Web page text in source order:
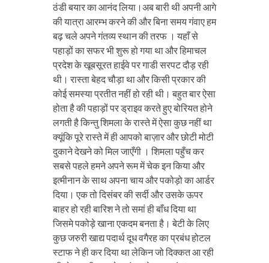
ठंडी बयार का आनंद लिया।अब बारी थी अपनी आगे
की यात्रा आरम्भ करने की और बिना समय गंवाए हम
बढ़ चले अपने गंतव्य स्थान की तरफ । यहाँ से
पहाड़ों का सफर भी शुरू हो गया था और हिमाचल
प्रदेश के खूबसूरत हाईवे पर गाडी सरपट दौड़ रही
थी। रास्ता बेहद चौड़ा था और किसी प्रकार की
कोई समस्या प्रतीत नहीं हो रही थी। बहुत बार ऐसा
होता है की पहाड़ों पर ड्राइव करते हुए बोरियत होने
लगती है किन्तु शिमला के रास्ते में ऐसा कुछ नहीं था
क्यूंकि पूरे रास्ते में ही आपको बाज़ार और छोटी मोटी
दुकाने देखने को मिल जाएँगी । शिमला पहुँच कर
सबसे पहले हमने अपने रूम में चेक इन किया और
इत्मीनान के साथ अपना चाय और पकोड़ो का आर्डर
दिया। एक तो दिसंबर की सर्दी और उसके ऊपर
बाहर हो रही बारिश ने तो समां ही बाँध दिया था
जिसमे पकोड़े खाना एकदम बनता है। बेटी के लिए
कुछ जरुरी खाद्य पदार्थ दूध वगैरह का प्रबंध होटल
स्टाफ ने ही कर दिया था लेकिन जो दिक्कत आ रही